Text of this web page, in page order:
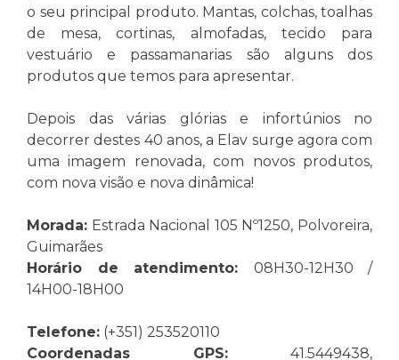
o seu principal produto. Mantas, colchas, toalhas
de mesa, cortinas, almofadas, tecido para
vestuário e passamanarias são alguns dos
produtos que temos para apresentar.
Depois das várias glórias e infortúnios no
decorrer destes 40 anos, a Elav surge agora com
uma imagem renovada, com novos produtos,
com nova visão e nova dinâmica!
Morada: Estrada Nacional 105 Nº1250, Polvoreira,
Guimarães
Horário de atendimento: 08H30-12H30 /
14H00-18H00
Telefone: (+351) 253520110
Coordenadas GPS: 41.5449438,